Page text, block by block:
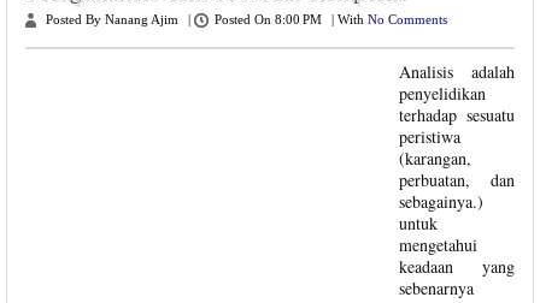
Posted By Nanang Ajim Posted On 8:00 PM With No Comments
Analisis adalah
penyelidikan
terhadap sesuatu
peristiwa
(karangan,
perbuatan, dan
sebagainya.)
untuk
mengetahui
keadaan yang
sebenarnya